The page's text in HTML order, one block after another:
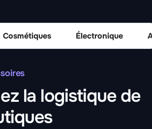
Cosmétiques Électronique
la logistique de